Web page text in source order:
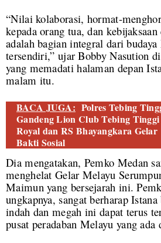
“Nilai kolaborasi, hormat-
kepada orang tua, dan
adalah bagian integral dari
tersendiri,” ujar Bobby Nasution
yang memadati halaman depan
malam itu.
BACA JUGA: Polres Tebing
Gandeng Lion Club Tebing Tinggi
Royal dan RS Bhayangkara Gelar
Bakti Sosial
Dia mengatakan, Pemko Medan
menghelat Gelar Melayu
Maimun yang bersejarah ini.
ungkapnya, sangat berharap
indah dan megah ini dapat terus
pusat peradaban Melayu yang